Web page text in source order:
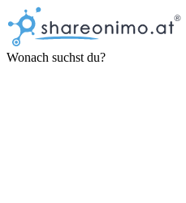
Wonach suchst du?